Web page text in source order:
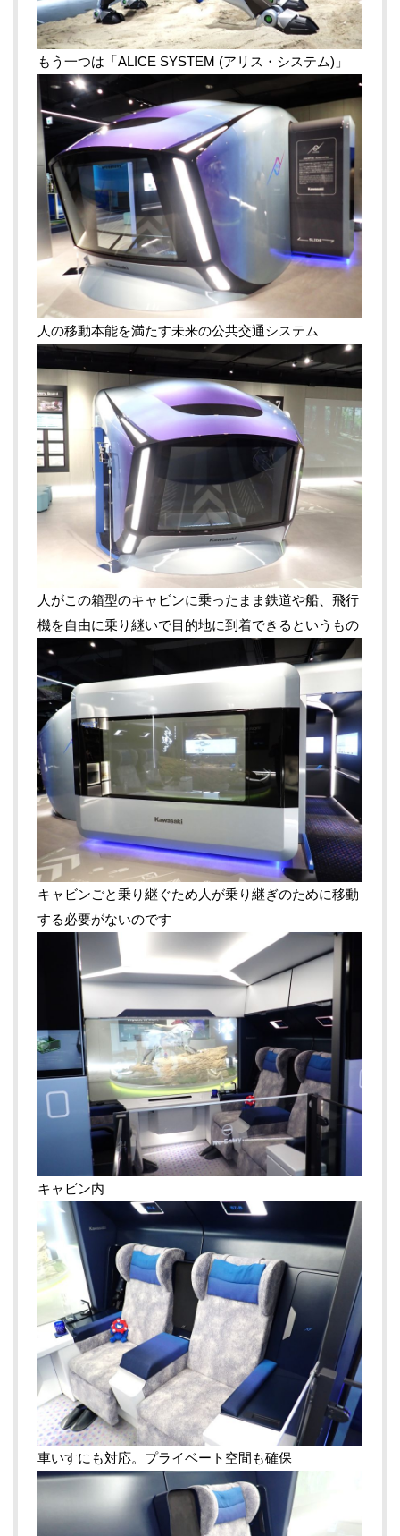
もう一つは「ALICE SYSTEM (アリス・システム)」
人の移動本能を満たす未来の公共交通システム
人がこの箱型のキャビンに乗ったまま鉄道や船、飛行
機を自由に乗り継いで目的地に到着できるというもの
キャビンごと乗り継ぐため人が乗り継ぎのために移動
する必要がないのです
キャビン内
車いすにも対応。プライベート空間も確保